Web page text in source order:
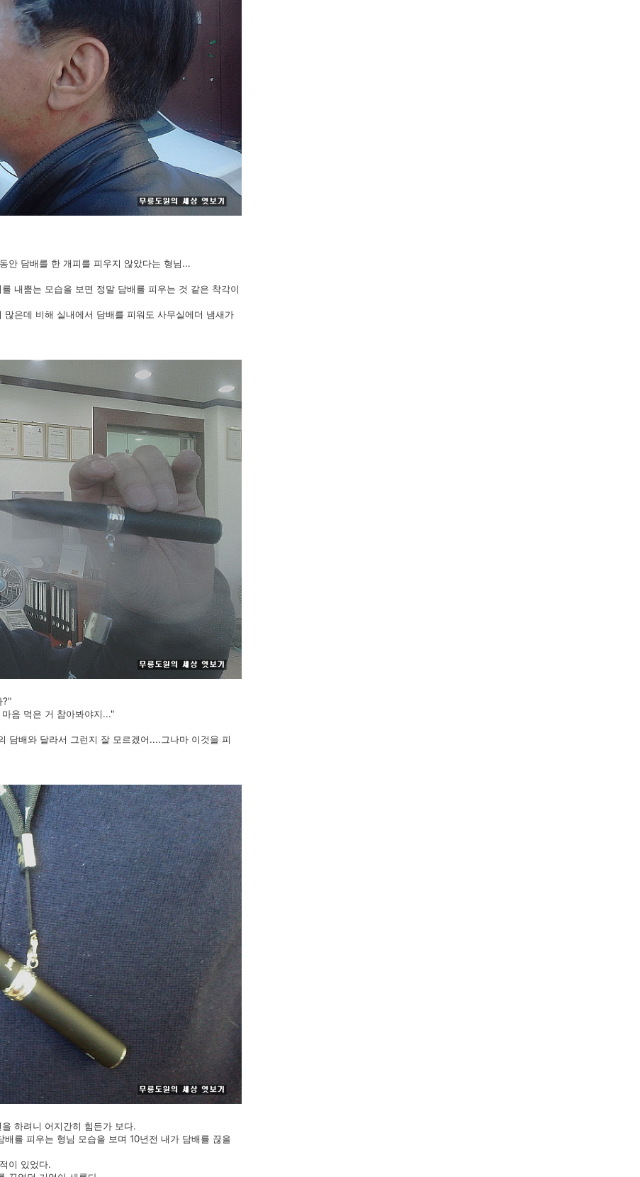
안 담배를 한 개피를 피우지 않았다는 형님...
내뿜는 모습을 보면 정말 담배를 피우는 것 같은 착각이
은데 비해 실내에서 담배를 피워도 사무실에더 냄새가
?"
음 먹은 거 참아봐야지..."
담배와 달라서 그런지 잘 모르겠어....그나마 이것을 피
하려니 어지간히 힘든가 보다.
를 피우는 형님 모습을 보며 10년전 내가 담배를 끊을
이 있었다.